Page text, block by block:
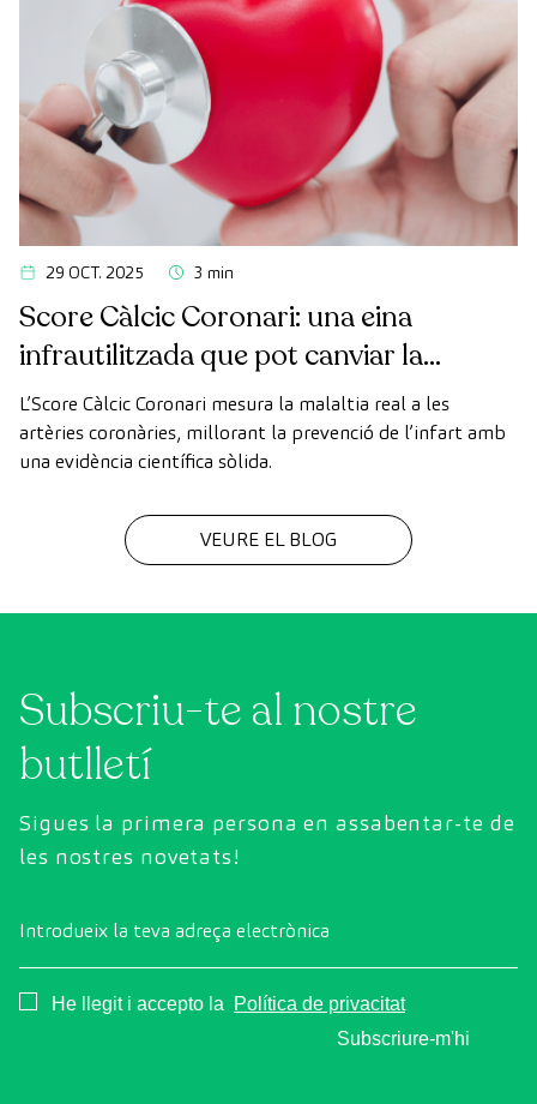
29 OCT. 2025 3 min
Score Càlcic Coronari: una eina
infrautilitzada que pot canviar la
manera de prevenir l’infart
L’Score Càlcic Coronari mesura la malaltia real a les
artèries coronàries, millorant la prevenció de l’infart amb
una evidència científica sòlida.
VEURE EL BLOG
Subscriu-te al nostre
butlletí
Sigues la primera persona en assabentar-te de
les nostres novetats!
Introdueix la teva adreça electrònica
Consentimiento
He llegit i accepto la
Política de privacitat
Subscriure-m'hi